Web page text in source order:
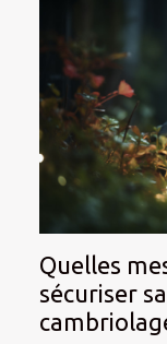
Quelles
sécuriser